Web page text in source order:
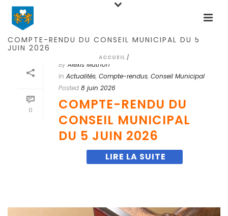
COMPTE-RENDU DU CONSEIL MUNICIPAL DU 5
JUIN 2026
ACCUEIL /
0
By Alexis Mathon
In Actualités, Compte-rendus, Conseil Municipal
Posted 8 juin 2026
COMPTE-RENDU DU
CONSEIL MUNICIPAL
DU 5 JUIN 2026